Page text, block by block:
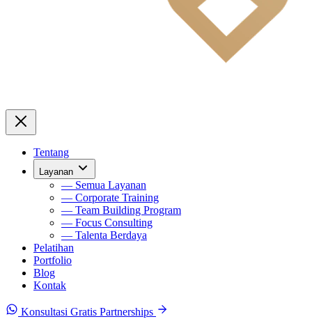
Tentang
Layanan
— Semua Layanan
— Corporate Training
— Team Building Program
— Focus Consulting
— Talenta Berdaya
Pelatihan
Portfolio
Blog
Kontak
Konsultasi Gratis Partnerships